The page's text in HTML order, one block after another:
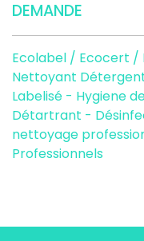
DEMANDE
Ecolabel / Ecocert /
Nettoyant
Labelisé - Hygiene
Détartrant -
nettoyage
Professionnels